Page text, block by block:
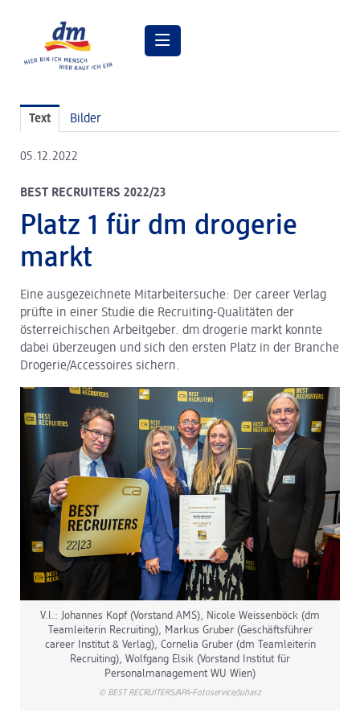
Pressebilder
dm Geschäftsführung
dm Markt
dm friseurstudio
dm kosmetikstudio
Verantwortung
Lehre bei dm
Arbeiten bei dm
dm Logistik
dm Online Shop
PAYBACK
Über dm
Pressekontakt
ACTIVE BEAUTY
Text Bilder
05.12.2022
BEST RECRUITERS 2022/23
Platz 1 für dm drogerie
markt
Eine ausgezeichnete Mitarbeitersuche: Der career Verlag
prüfte in einer Studie die Recruiting-Qualitäten der
österreichischen Arbeitgeber. dm drogerie markt konnte
dabei überzeugen und sich den ersten Platz in der Branche
Drogerie/Accessoires sichern.
V.l.: Johannes Kopf (Vorstand AMS), Nicole Weissenböck (dm
Teamleiterin Recruiting), Markus Gruber (Geschäftsführer
career Institut & Verlag), Cornelia Gruber (dm Teamleiterin
Recruiting), Wolfgang Elsik (Vorstand Institut für
Personalmanagement WU Wien)
© BEST RECRUITERS/APA-Fotoservice/Juhasz